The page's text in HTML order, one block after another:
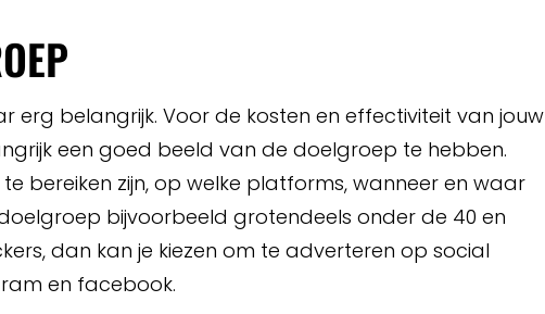
erg belangrijk. Voor de kosten en effectiviteit van jouw
een goed beeld van de doelgroep te hebben.
bereiken zijn, op welke platforms, wanneer en waar
doelgroep bijvoorbeeld grotendeels onder de 40 en
dan kan je kiezen om te adverteren op social
en facebook.